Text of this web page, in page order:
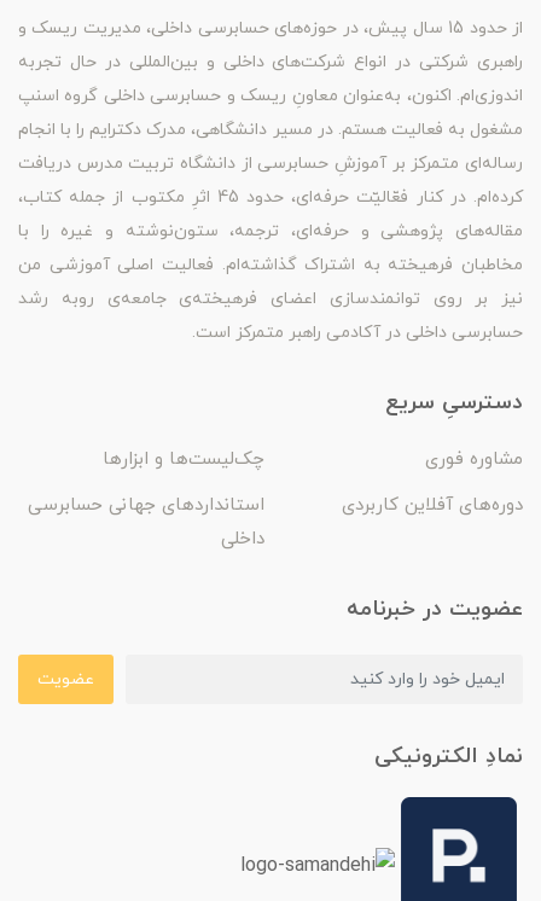
از حدود 15 سال پیش، در حوزه‌های حسابرسی داخلی، مدیریت ریسک و
راهبری شرکتی در انواع شرکت‌های داخلی و بین‌المللی در حال تجربه
اندوزی‌ام. اکنون، به‌عنوان معاونِ ریسک و حسابرسی داخلی گروه اسنپ
مشغول به فعالیت هستم. در مسیر دانشگاهی، مدرک دکترایم را با انجام
رساله‌ای متمرکز بر آموزشِ حسابرسی از دانشگاه تربیت مدرس دریافت
کرده‌ام. در کنار فعّالیّت حرفه‌ای، حدود 45 اثرِ مکتوب از جمله کتاب،
مقاله‌های پژوهشی و حرفه‌ای، ترجمه، ستون‌نوشته و غیره را با
مخاطبان فرهیخته به اشتراک گذاشته‌ام. فعالیت اصلی آموزشی من
نیز بر روی توانمندسازی اعضای فرهیخته‌ی جامعه‌ی روبه رشد
حسابرسی داخلی در آکادمی راهبر متمرکز است.
دسترسیِ سریع
مشاوره فوری
چک‌لیست‌ها و ابزارها
دوره‌های آفلاین کاربردی
استانداردهای جهانی حسابرسی
داخلی
عضویت در خبرنامه
عضویت
نمادِ الکترونیکی